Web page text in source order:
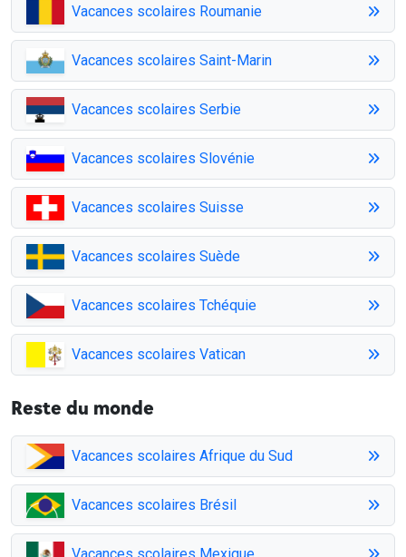
Vacances scolaires Roumanie
Vacances scolaires Saint-Marin
Vacances scolaires Serbie
Vacances scolaires Slovénie
Vacances scolaires Suisse
Vacances scolaires Suède
Vacances scolaires Tchéquie
Vacances scolaires Vatican
Reste du monde
Vacances scolaires Afrique du Sud
Vacances scolaires Brésil